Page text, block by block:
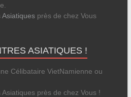
Asiatiquesprès de chez Vous
ASIATIQUES !
Célibataire VietNamienne ou
près de chez Vous !